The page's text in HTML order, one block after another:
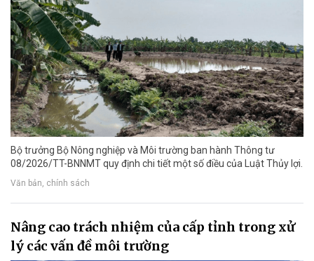
Bộ trưởng Bộ Nông nghiệp và Môi trường ban hành Thông tư
08/2026/TT-BNNMT quy định chi tiết một số điều của Luật Thủy lợi.
Văn bản, chính sách
Nâng cao trách nhiệm của cấp tỉnh trong xử
lý các vấn đề môi trường